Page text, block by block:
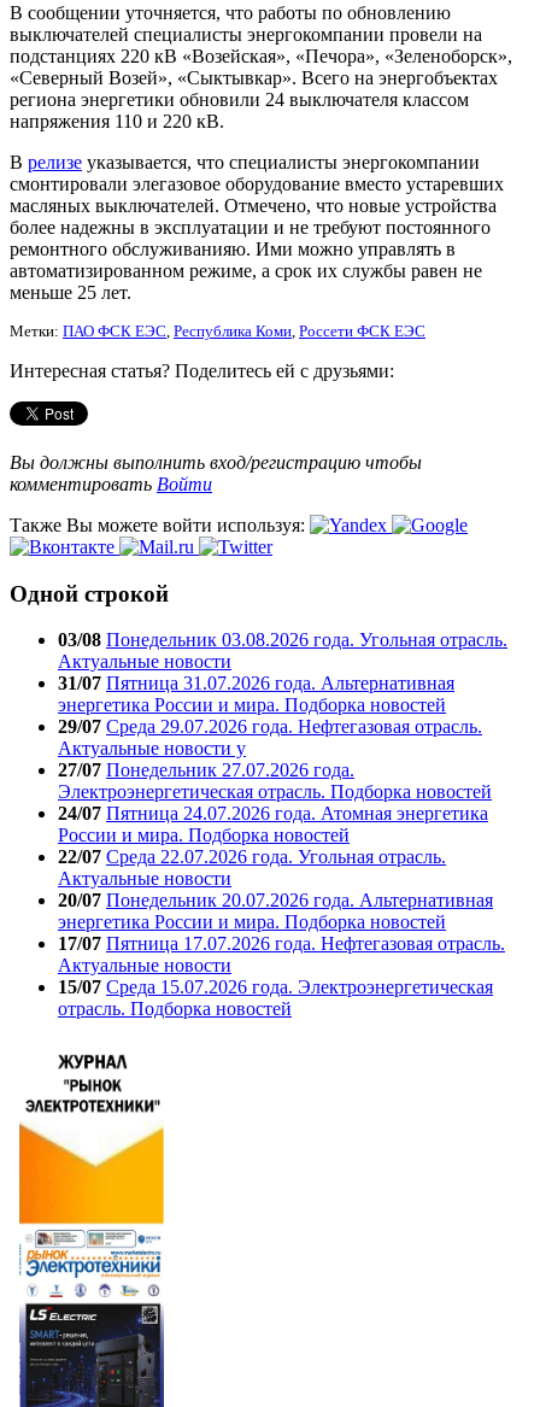
В сообщении уточняется, что работы по обновлению
выключателей специалисты энергокомпании провели на
подстанциях 220 кВ «Возейская», «Печора», «Зеленоборск»,
«Северный Возей», «Сыктывкар». Всего на энергобъектах
региона энергетики обновили 24 выключателя классом
напряжения 110 и 220 кВ.
В релизе указывается, что специалисты энергокомпании
смонтировали элегазовое оборудование вместо устаревших
масляных выключателей. Отмечено, что новые устройства
более надежны в эксплуатации и не требуют постоянного
ремонтного обслуживанияю. Ими можно управлять в
автоматизированном режиме, а срок их службы равен не
меньше 25 лет.
Метки: ПАО ФСК ЕЭС, Республика Коми, Россети ФСК ЕЭС
Интересная статья? Поделитесь ей с друзьями:
Вы должны выполнить вход/регистрацию чтобы
комментировать Войти
Также Вы можете войти используя:
Одной строкой
03/08 Понедельник 03.08.2026 года. Угольная отрасль.
Актуальные новости
31/07 Пятница 31.07.2026 года. Альтернативная
энергетика России и мира. Подборка новостей
29/07 Среда 29.07.2026 года. Нефтегазовая отрасль.
Актуальные новости у
27/07 Понедельник 27.07.2026 года.
Электроэнергетическая отрасль. Подборка новостей
24/07 Пятница 24.07.2026 года. Атомная энергетика
России и мира. Подборка новостей
22/07 Среда 22.07.2026 года. Угольная отрасль.
Актуальные новости
20/07 Понедельник 20.07.2026 года. Альтернативная
энергетика России и мира. Подборка новостей
17/07 Пятница 17.07.2026 года. Нефтегазовая отрасль.
Актуальные новости
15/07 Среда 15.07.2026 года. Электроэнергетическая
отрасль. Подборка новостей